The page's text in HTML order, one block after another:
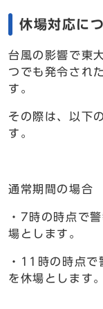
休場対応に
台風の影響で東
つでも発令され
す。
その際は、以下
す。
通常期間の場合
・7時の時点で
場とします。
・11時の時点
を休場とします。